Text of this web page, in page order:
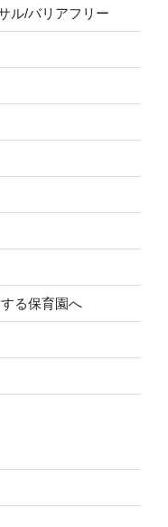
ル/バリアフリー
る保育園へ